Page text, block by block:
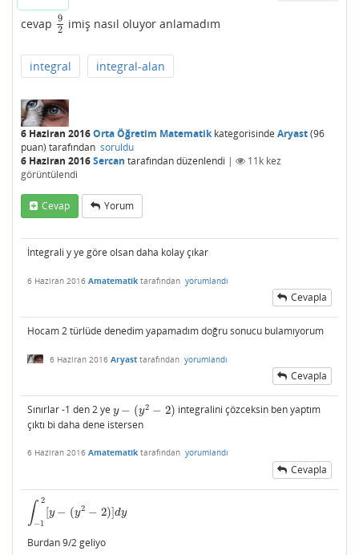
cevap 9
2
92 imiş nasıl oluyor anlamadım
integral integral-alan
6 Haziran 2016Orta Öğretim Matematikkategorisinde Aryast(96
puan) tarafından soruldu
6 Haziran 2016Sercan tarafındandüzenlendi | 11k kez
görüntülendi
Cevap Yorum
İntegrali y ye göre olsan daha kolay çıkar
6 Haziran 2016 Amatematik tarafından yorumlandı
Cevapla
Hocam 2 türlüde denedim yapamadım doğru sonucu bulamıyorum
6 Haziran 2016 Aryast tarafından yorumlandı
Cevapla
Sınırlar -1 den 2 ye y − (y2 − 2)
y−(y 2−2)
integralini çözceksin ben yaptım
çıktı bi daha dene istersen
6 Haziran 2016 Amatematik tarafından yorumlandı
Cevapla
∫ 2
−1
[y − (y2 − 2)]dy
− [y−(y 2−2 )]d y
Burdan 9/2 geliyo